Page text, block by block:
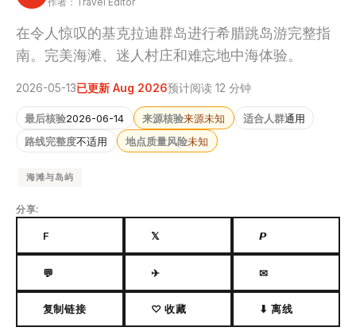
在令人惊叹的基克拉迪群岛进行希腊跳岛游完整指
南。完美海滩、迷人村庄和难忘地中海体验。
2026-05-13已更新 Aug 2026预计阅读 12 分钟
最后核验2026-06-14 来源核验来源未知 适合人群通用
路线完整度不适用 地点质量风险未知
海滩与岛屿
分享:
F 𝕏 𝙋
💬 ✈ ✉
复制链接 ♡ 收藏 ⬇ 离线